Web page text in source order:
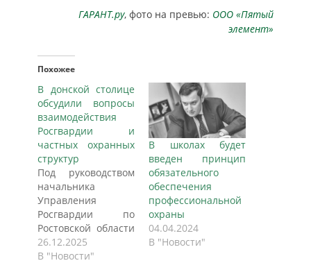
ГАРАНТ.ру, фото на превью: ООО «Пятый
элемент»
Похожее
В донской столице
обсудили вопросы
взаимодействия
Росгвардии и
частных охранных
структур
Под руководством
начальника
Управления
Росгвардии по
Ростовской области
генерал-майора
полиции
26.12.2025
В "Новости"
В школах будет
введен принцип
обязательного
обеспечения
профессиональной
охраны
04.04.2024
В "Новости"